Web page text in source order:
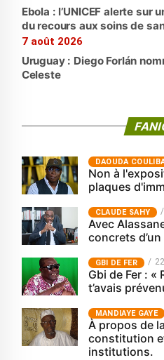
Ebola : l’UNICEF alerte sur
du recours aux soins de
7 août 2026
Uruguay : Diego Forlán
Celeste
‎DAOUDA
Non à
plaques
CLAUDE SAHY
Avec
concrets
GBI DE FER
Gbi de Fer : «
t’avais
MANDIAYE GAYE
À propos de
constitution
institutions.